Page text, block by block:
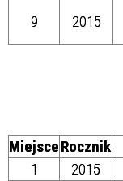
9
2015
MiejsceRocznik
1
2015